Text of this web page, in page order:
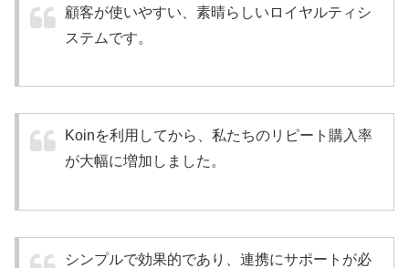
顧客が使いやすい、素晴らしいロイヤルティシ
ステムです。
Koinを利用してから、私たちのリピート購入率
が大幅に増加しました。
シンプルで効果的であり、連携にサポートが必